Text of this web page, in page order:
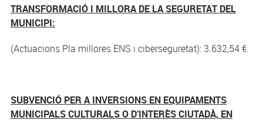
TRANSFORMACIÓ I MILLORA DE LA SEGURETAT DEL
MUNICIPI:
(Actuacions Pla millores ENS i ciberseguretat): 3.632,54 €.
SUBVENCIÓ PER A INVERSIONS EN EQUIPAMENTS
MUNICIPALS CULTURALS O D’INTERÈS CIUTADÀ, EN